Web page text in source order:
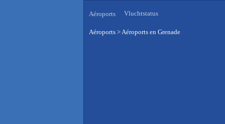
Aéroports Vluchtstatus
Aéroports >Aéroports en Grenade